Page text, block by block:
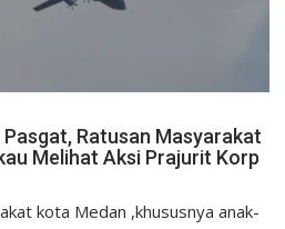
Ratusan Masyarakat
Melihat Aksi Prajurit Korp
kota Medan ,khususnya anak-